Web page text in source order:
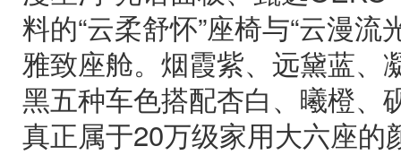
料的“云柔舒怀”座椅与“云漫
雅致座舱。烟霞紫、远黛蓝、
黑五种车色搭配杏白、曦橙、
真正属于20万级家用大六座的